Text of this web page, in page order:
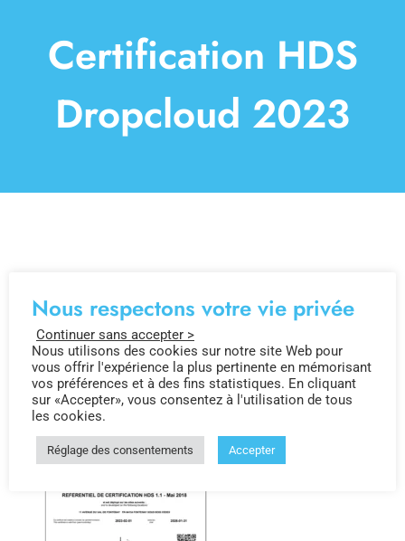
À propos
Paroles d’experts
Certification HDS
Dropcloud 2023
Nous respectons votre vie privée
Continuer sans accepter >
Nous utilisons des cookies sur notre site Web pour
vous offrir l'expérience la plus pertinente en mémorisant
vos préférences et à des fins statistiques. En cliquant
sur «Accepter», vous consentez à l'utilisation de tous
les cookies.
Réglage des consentements Accepter